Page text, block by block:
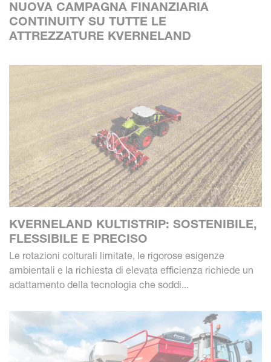
NUOVA CAMPAGNA FINANZIARIA
CONTINUITY SU TUTTE LE
ATTREZZATURE KVERNELAND
KVERNELAND KULTISTRIP: SOSTENIBILE,
FLESSIBILE E PRECISO
Le rotazioni colturali limitate, le rigorose esigenze
ambientali e la richiesta di elevata efficienza richiede un
adattamento della tecnologia che soddi...